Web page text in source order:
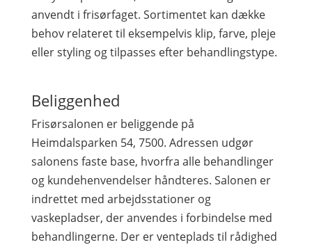
anvendt i frisørfaget. Sortimentet kan dække
behov relateret til eksempelvis klip, farve, pleje
eller styling og tilpasses efter behandlingstype.
Beliggenhed
Frisørsalonen er beliggende på
Heimdalsparken 54, 7500. Adressen udgør
salonens faste base, hvorfra alle behandlinger
og kundehenvendelser håndteres. Salonen er
indrettet med arbejdsstationer og
vaskepladser, der anvendes i forbindelse med
behandlingerne. Der er venteplads til rådighed